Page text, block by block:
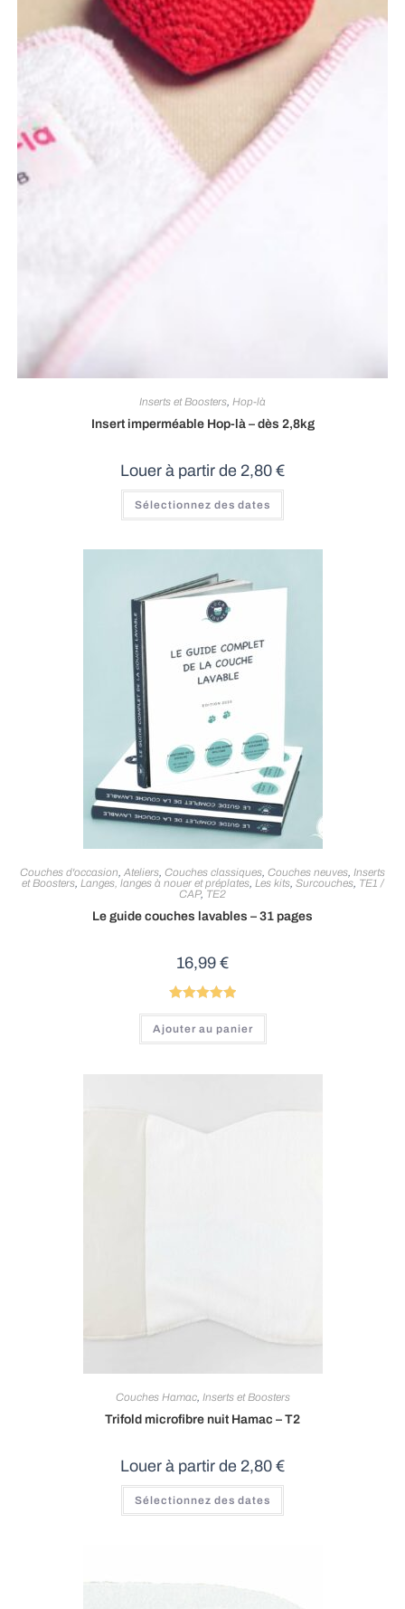
Inserts et Boosters, Hop-là
Insert imperméable Hop-là – dès 2,8kg
Louer à partir de 2,80 €
Sélectionnez des dates
a
Couches d'occasion, Ateliers, Couches classiques, Couches neuves, Inserts
et Boosters, Langes, langes à nouer et préplates, Les kits, Surcouches, TE1 /
CAP, TE2
Le guide couches lavables – 31 pages
16,99 €
Note5.00
sur 5
Ajouter au panier
Couches Hamac, Inserts et Boosters
Trifold microfibre nuit Hamac – T2
Louer à partir de 2,80 €
Sélectionnez des dates